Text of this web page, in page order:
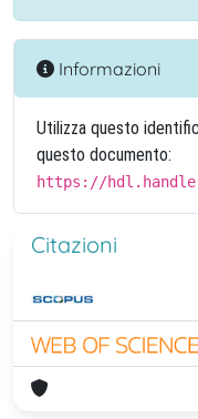
Informazioni
Utilizza questo
questo documento:
https://
Citazioni